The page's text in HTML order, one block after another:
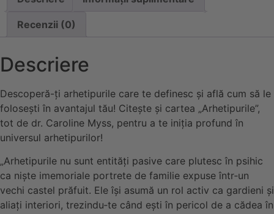
Recenzii (0)
Descriere
Descoperă-ți arhetipurile care te definesc și află cum să le
folosești în avantajul tău! Citește și cartea „Arhetipurile”,
tot de dr. Caroline Myss, pentru a te iniția profund în
universul arhetipurilor!
„Arhetipurile nu sunt entități pasive care plutesc în psihic
ca niște imemoriale portrete de familie expuse într‑un
vechi castel prăfuit. Ele își asumă un rol activ ca gardieni și
aliați interiori, trezindu‑te când ești în pericol de a cădea în